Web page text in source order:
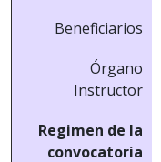
Beneficiarios
Órgano
Instructor
Regimen de la
convocatoria